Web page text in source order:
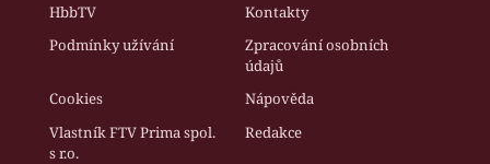
HbbTV
Kontakty
Podmínky užívání
Zpracování osobních
údajů
Cookies
Nápověda
Vlastník FTV Prima spol.
s r.o.
Redakce